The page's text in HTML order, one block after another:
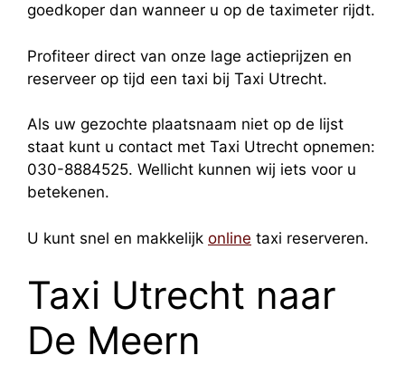
goedkoper dan wanneer u op de taximeter rijdt.
Profiteer direct van onze lage actieprijzen en
reserveer op tijd een taxi bij Taxi Utrecht.
Als uw gezochte plaatsnaam niet op de lijst
staat kunt u contact met Taxi Utrecht opnemen:
030-8884525. Wellicht kunnen wij iets voor u
betekenen.
U kunt snel en makkelijk online taxi reserveren.
Taxi Utrecht naar
De Meern